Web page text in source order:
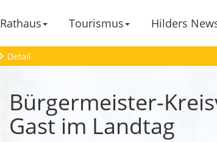
Rathaus Tourismus Hilders
Detail
Bürgermeister-
Gast im Landtag